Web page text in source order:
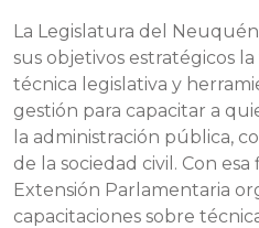
La Legislatura del
sus objetivos estratégicos
técnica legislativa y
gestión para capacitar a
la administración pública,
de la sociedad civil. Con
Extensión Parlamentaria
capacitaciones sobre